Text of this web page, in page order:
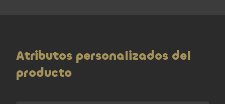
Atributos personalizados del
producto